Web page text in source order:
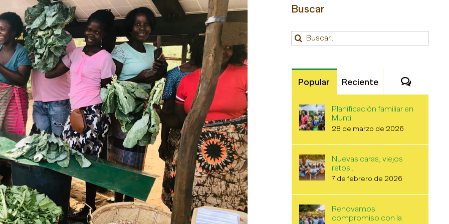
Buscar
Buscar:
Popular Reciente
Planificación familiar en
Munti
28 de marzo de 2026
Nuevas caras, viejos
retos…
7 de febrero de 2026
Renovamos
compromiso con la